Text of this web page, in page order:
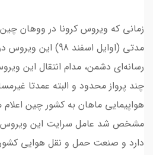
‌زمانی که ویروس کرونا در ووهان
مدتی (اوایل اسفند
رسانه‌‌ای دشمن، مدام انتقال این
چند پرواز محدود و البته عمدتا
هواپیمایی ماهان به کشور چین
مشخص شد عامل سرایت این ویروس
دارد و صنعت حمل و نقل هوایی